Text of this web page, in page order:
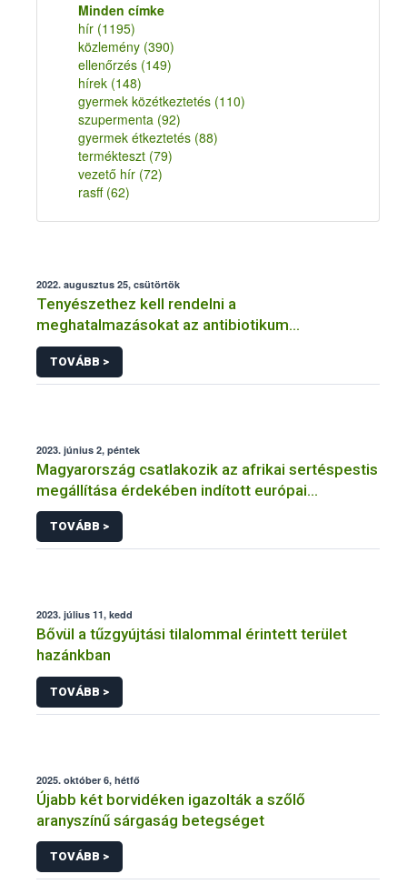
Minden címke
hír (1195)
közlemény (390)
ellenőrzés (149)
hírek (148)
gyermek közétkeztetés (110)
szupermenta (92)
gyermek étkeztetés (88)
termékteszt (79)
vezető hír (72)
rasff (62)
2022. augusztus 25, csütörtök
Tenyészethez kell rendelni a
meghatalmazásokat az antibiotikum
felhasználás jelentési rendszerben
TOVÁBB >
2023. június 2, péntek
Magyarország csatlakozik az afrikai sertéspestis
megállítása érdekében indított európai
kampányhoz (#StopASF)
TOVÁBB >
2023. július 11, kedd
Bővül a tűzgyújtási tilalommal érintett terület
hazánkban
TOVÁBB >
2025. október 6, hétfő
Újabb két borvidéken igazolták a szőlő
aranyszínű sárgaság betegséget
TOVÁBB >